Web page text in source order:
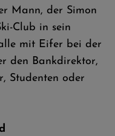
Mann, der Simon
Club in sein
mit Eifer bei der
den Bankdirektor,
Studenten oder